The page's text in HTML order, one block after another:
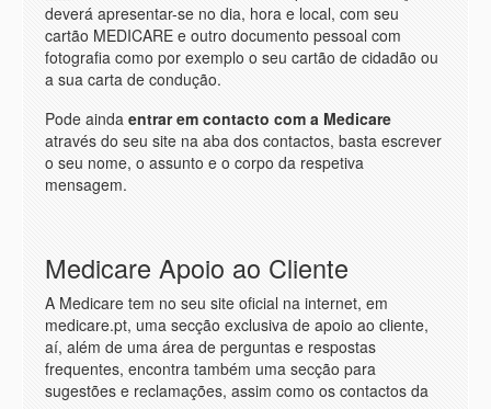
deverá apresentar-se no dia, hora e local, com seu
cartão MEDICARE e outro documento pessoal com
fotografia como por exemplo o seu cartão de cidadão ou
a sua carta de condução.
Pode ainda entrar em contacto com a Medicare
através do seu site na aba dos contactos, basta escrever
o seu nome, o assunto e o corpo da respetiva
mensagem.
Medicare Apoio ao Cliente
A Medicare tem no seu site oficial na internet, em
medicare.pt, uma secção exclusiva de apoio ao cliente,
aí, além de uma área de perguntas e respostas
frequentes, encontra também uma secção para
sugestões e reclamações, assim como os contactos da